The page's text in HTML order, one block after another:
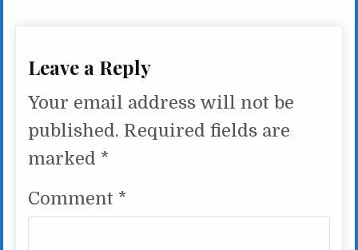
Leave a Reply
Your email address will not be
published. Required fields are
marked *
Comment *